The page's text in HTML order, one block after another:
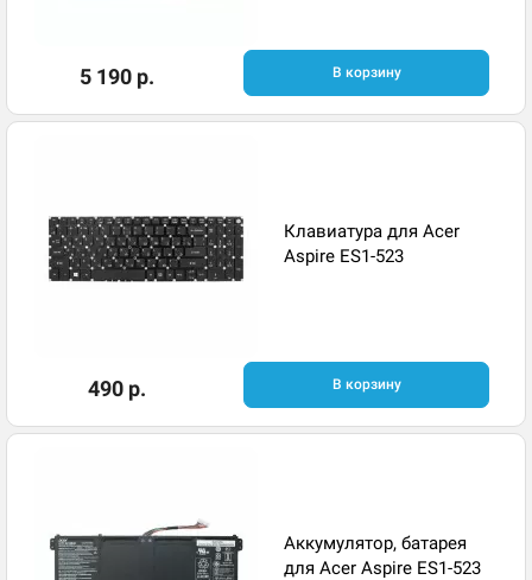
5 190 р. В корзину
Клавиатура для Acer
Aspire ES1-523
490 р. В корзину
Аккумулятор, батарея
для Acer Aspire ES1-523